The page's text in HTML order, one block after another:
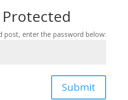
post, enter the password below:
Submit